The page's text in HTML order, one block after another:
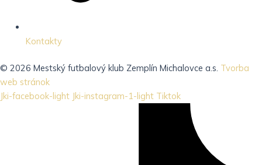
Kontakty
© 2026 Mestský futbalový klub Zemplín Michalovce a.s. Tvorba
web stránok
Jki-facebook-light Jki-instagram-1-light Tiktok